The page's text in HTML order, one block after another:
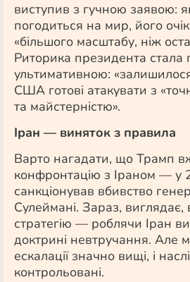
виступив з гучною заявою:
погодиться на мир, його
«більшого масштабу, ніж
Риторика президента стала
ультимативною: «залишилося
США готові атакувати з
та майстерністю».
Іран — виняток з правила
Варто нагадати, що Трамп
конфронтацію з Іраном — у
санкціонував вбивство
Сулеймані. Зараз,
стратегію — роблячи Іран
доктрині невтручання. Але
ескалації значно вищі, і
контрольовані.